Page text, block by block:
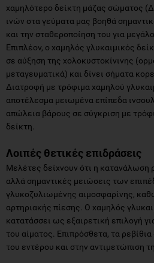
χαμηλότερο δείκτη μάζας σώματος
ινών στα γεύματα μας βοηθά
και την σταθεροποίηση του για
Επιπλέον, ο χαμηλός γλυκαιμικός
σε αύξηση της χολοκυστοκίνινης
μεταγευματικά) και δίνει σήματα
Διατροφή με τρόφιμα χαμηλού
αποτέλεσμα μειωμένα επίπεδα
απώλεια βάρους σε σύγκριση με
δείκτη.
Λοιπές θετικές επιδράσεις
Μελέτες δείχνουν ότι η κατανάλωση
αλλά σημαντικές μειώσεις των
γλυκοζυλιωμένης αιμοσφαρίνης,
αρτηριακής πίεσης. Ο χαμηλός
κατατάσσει ως εξαιρετική επιλογή
του αίματος. Επιπρόσθετα, τα
του εντέρου και στην αντιμετώπιση